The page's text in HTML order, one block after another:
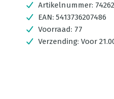
Artikelnummer: 74262
EAN: 5413736207486
Voorraad: 77
Verzending: Voor